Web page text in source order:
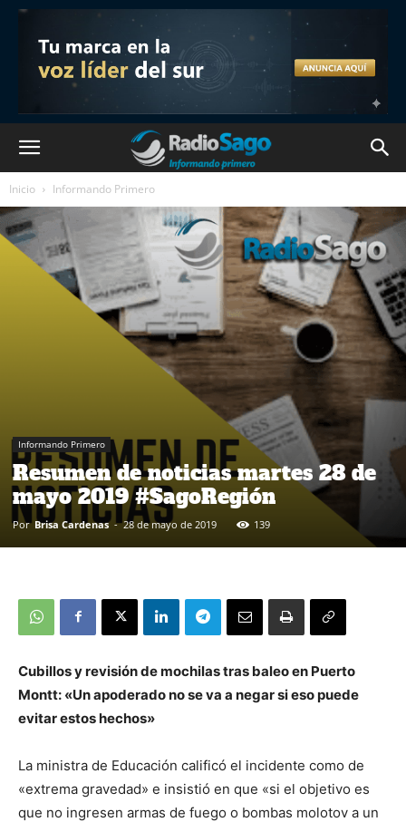
Inicio Informando Primero
Informando Primero
Resumen de noticias martes 28 de
mayo 2019 #SagoRegión
Por Brisa Cardenas - 28 de mayo de 2019 139
Cubillos y revisión de mochilas tras baleo en Puerto
Montt: «Un apoderado no se va a negar si eso puede
evitar estos hechos»
La ministra de Educación calificó el incidente como de
«extrema gravedad» e insistió en que «si el objetivo es
que no ingresen armas de fuego o bombas molotov a un